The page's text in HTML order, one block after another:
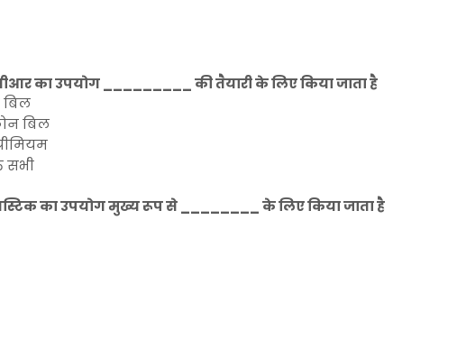
का उपयोग _________ की तैयारी के लिए किया जाता है
बिल
बिल
सभी
का उपयोग मुख्य रूप से ________ के लिए किया जाता है